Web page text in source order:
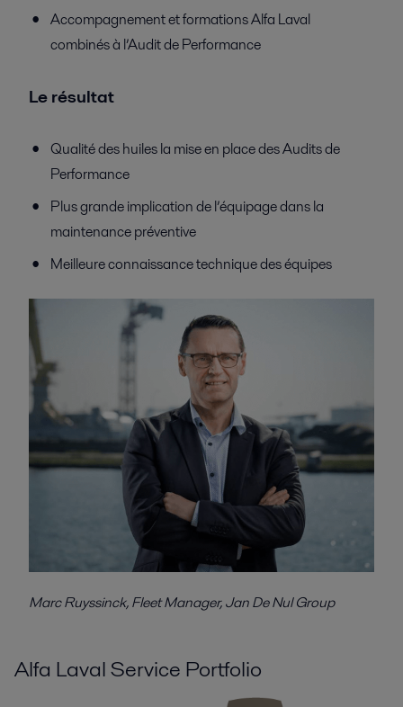
Accompagnement et formations Alfa Laval
combinés à l’Audit de Performance
Le résultat
Qualité des huiles la mise en place des Audits de
Performance
Plus grande implication de l’équipage dans la
maintenance préventive
Meilleure connaissance technique des équipes
Marc Ruyssinck, Fleet Manager, Jan De Nul Group
Alfa Laval Service Portfolio